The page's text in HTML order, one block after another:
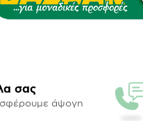
σας
άψογη